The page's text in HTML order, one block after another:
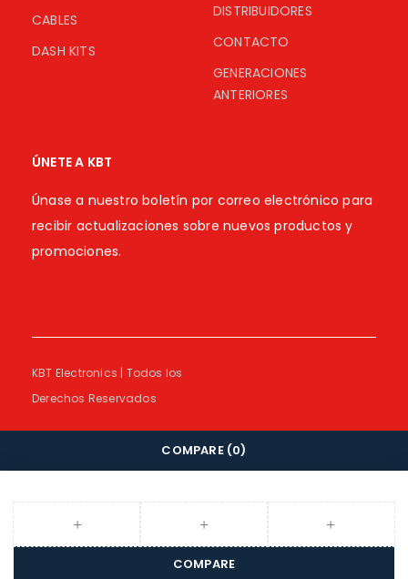
CABLES
DASH KITS
DISTRIBUIDORES
CONTACTO
GENERACIONES
ANTERIORES
ÚNETE A KBT
Únase a nuestro boletín por correo electrónico para
recibir actualizaciones sobre nuevos productos y
promociones.
KBT Electronics | Todos los
Derechos Reservados
COMPARE (0)
COMPARE